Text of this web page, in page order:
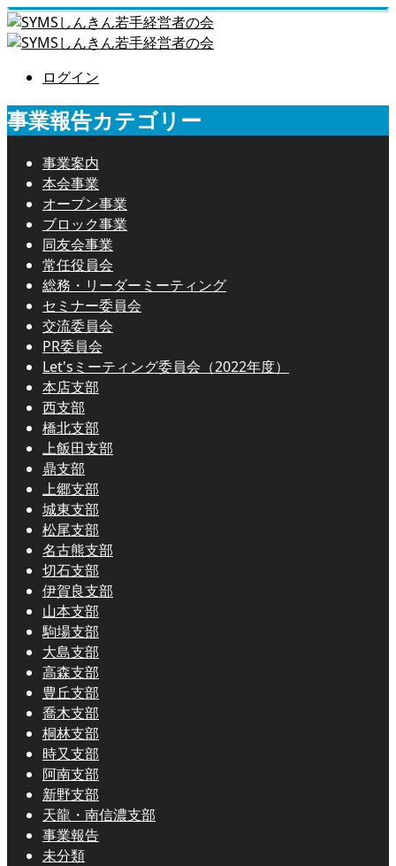
ログイン
事業報告カテゴリー
事業案内
本会事業
オープン事業
ブロック事業
同友会事業
常任役員会
総務・リーダーミーティング
セミナー委員会
交流委員会
PR委員会
Let'sミーティング委員会（2022年度）
本店支部
西支部
橋北支部
上飯田支部
鼎支部
上郷支部
城東支部
松尾支部
名古熊支部
切石支部
伊賀良支部
山本支部
駒場支部
大島支部
高森支部
豊丘支部
喬木支部
桐林支部
時又支部
阿南支部
新野支部
天龍・南信濃支部
事業報告
未分類